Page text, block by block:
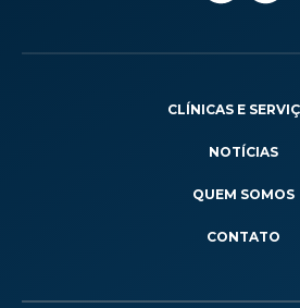
CLÍNICAS E
NOTÍCIAS
QUEM SOMOS
CONTATO